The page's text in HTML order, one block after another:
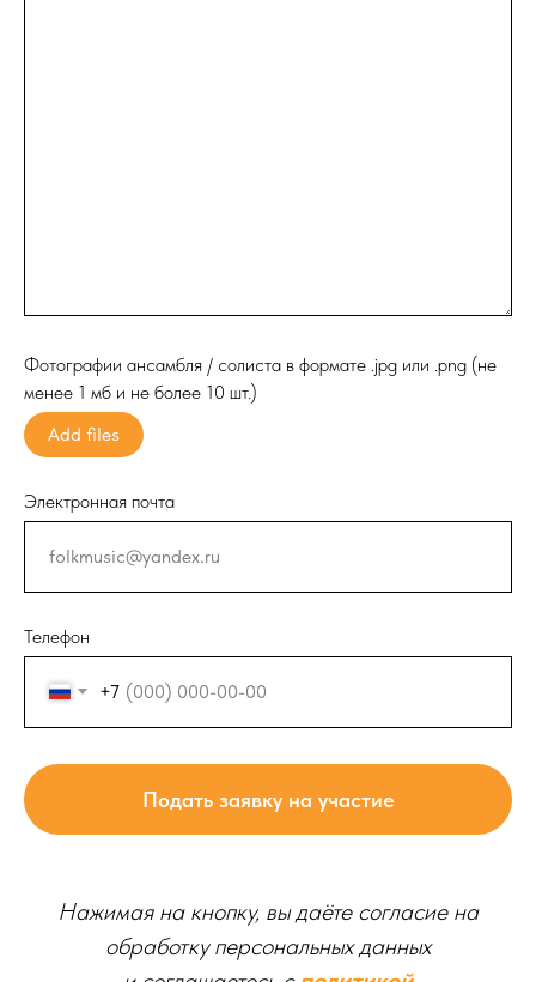
Фотографии ансамбля / солиста в формате .jpg или .png (не
менее 1 мб и не более 10 шт.)
Add files
Электронная почта
Телефон
+7
Подать заявку на участие
Нажимая на кнопку, вы даёте согласие на
обработку персональных данных